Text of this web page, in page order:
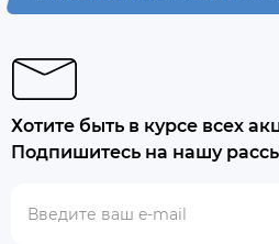
Хотите быть в курсе всех
Подпишитесь на нашу